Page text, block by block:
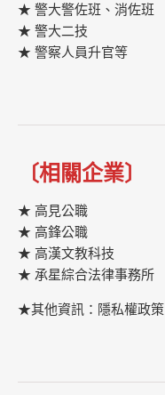
★ 警大警佐班、消佐班
★ 警大二技
★ 警察人員升官等
〔相關企業〕
★ 高見公職
★ 高鋒公職
★ 高漢文教科技
★ 承星綜合法律事務所
★其他資訊：隱私權政策